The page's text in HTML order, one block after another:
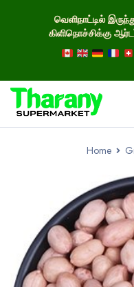
வெளிநாட்டில்
கிளிநொச்சிக்கு
Home